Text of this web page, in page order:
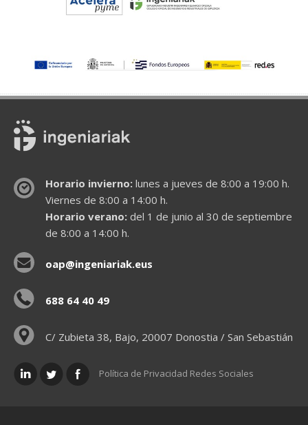
Horario invierno:lunes a jueves de 8:00 a 19:00 h.
Viernes de 8:00 a 14:00 h.
Horario verano:del 1 de junio al 30 de septiembre
de 8:00 a 14:00 h.
oap@ingeniariak.eus
688 64 40 49
C/ Zubieta 38, Bajo, 20007 Donostia / San Sebastián
Política de Privacidad Redes Sociales